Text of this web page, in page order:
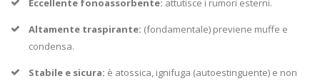
Eccellente fonoassorbente: attutisce i rumori esterni.
Altamente traspirante: (fondamentale) previene muffe e
condensa.
Stabile e sicura: è atossica, ignifuga (autoestinguente) e non